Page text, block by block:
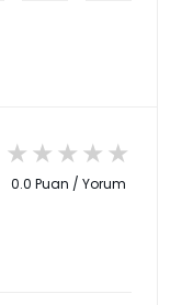
0.0 Puan / Yorum